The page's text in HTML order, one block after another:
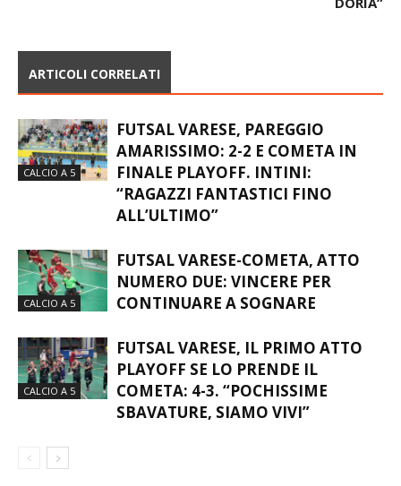
CALCIO A 5
AMARISSIMO: 2-2 E COMETA IN
FINALE PLAYOFF. INTINI:
“RAGAZZI FANTASTICI FINO
ALL’ULTIMO”
CALCIO A 5
NUMERO DUE: VINCERE PER
CONTINUARE A SOGNARE
CALCIO A 5
PLAYOFF SE LO PRENDE IL
COMETA: 4-3. “POCHISSIME
SBAVATURE, SIAMO VIVI”